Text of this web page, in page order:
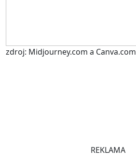
zdroj: Midjourney.com a Canva.com
REKLAMA